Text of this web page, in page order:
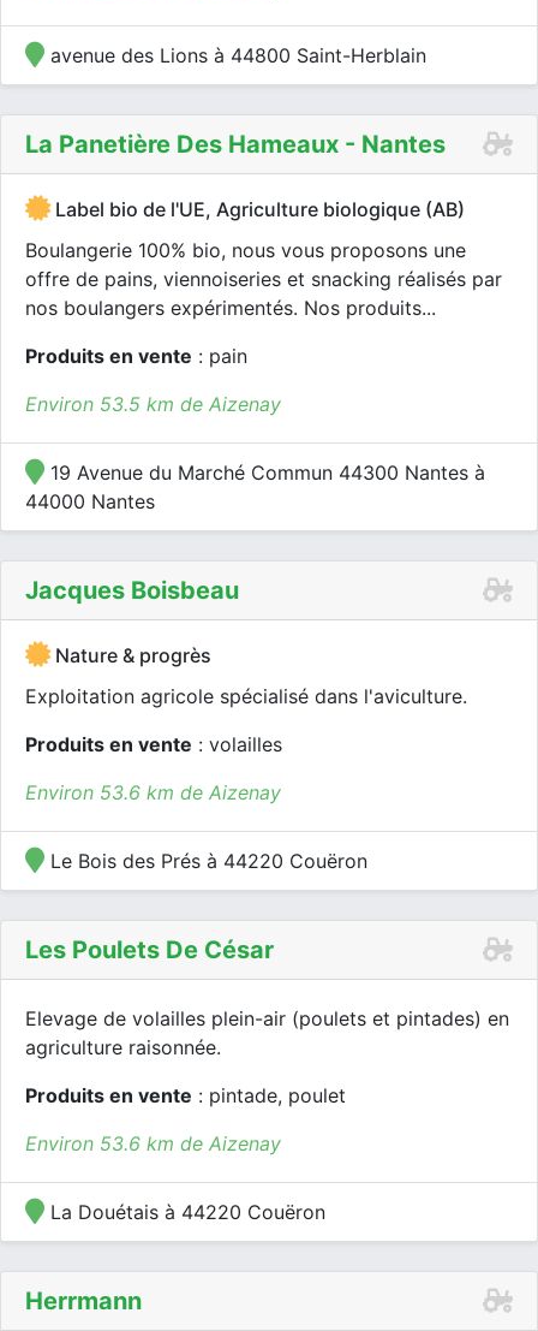
avenue des Lions à 44800 Saint-Herblain
La Panetière Des Hameaux - Nantes
Label bio de l'UE, Agriculture biologique (AB)
Boulangerie 100% bio, nous vous proposons une
offre de pains, viennoiseries et snacking réalisés par
nos boulangers expérimentés. Nos produits...
Produits en vente : pain
Environ 53.5 km de Aizenay
19 Avenue du Marché Commun 44300 Nantes à
44000 Nantes
Jacques Boisbeau
Nature & progrès
Exploitation agricole spécialisé dans l'aviculture.
Produits en vente : volailles
Environ 53.6 km de Aizenay
Le Bois des Prés à 44220 Couëron
Les Poulets De César
Elevage de volailles plein-air (poulets et pintades) en
agriculture raisonnée.
Produits en vente : pintade, poulet
Environ 53.6 km de Aizenay
La Douétais à 44220 Couëron
Herrmann